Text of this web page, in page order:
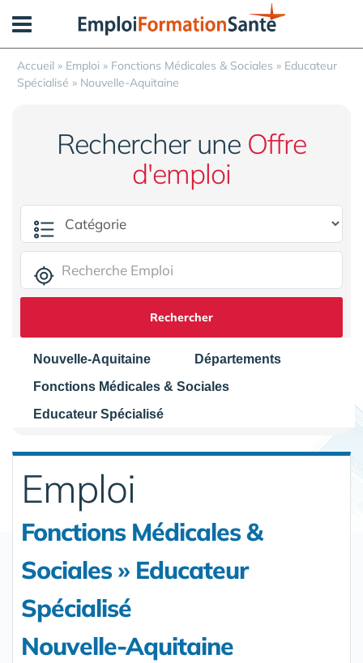
Accueil » Emploi » Fonctions Médicales & Sociales » Educateur
Spécialisé » Nouvelle-Aquitaine
Rechercher une Offre
d'emploi
Rechercher
Nouvelle-Aquitaine
Départements
Fonctions Médicales & Sociales
Educateur Spécialisé
Emploi
Fonctions Médicales &
Sociales » Educateur
Spécialisé
Nouvelle-Aquitaine